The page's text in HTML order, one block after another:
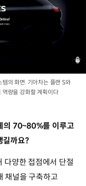
의 화면. 기아차는 플랜 S와
역량을 강화할 계획이다
의 70~80%를 이루고
길까요?
다양한 접점에서 단절
채널을 구축하고